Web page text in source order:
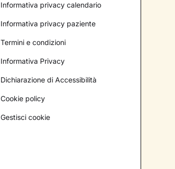
Informativa privacy calendario
Informativa privacy paziente
Termini e condizioni
Informativa Privacy
Dichiarazione di Accessibilità
Cookie policy
Gestisci cookie